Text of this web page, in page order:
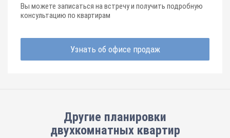
Вы можете записаться на встречу и получить подробную
консультацию по квартирам
Узнать об офисе продаж
Другие планировки
двухкомнатных квартир